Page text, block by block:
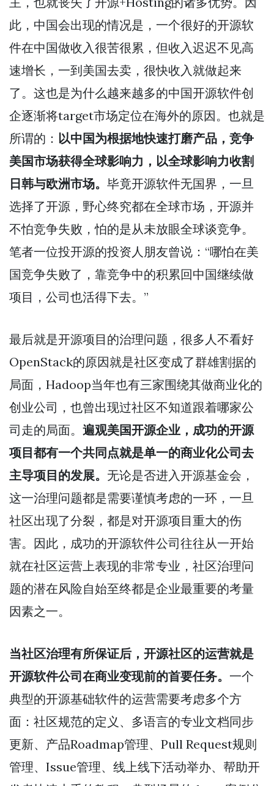
此，中国会出现的情况是，一个很好的开源软
件在中国做收入很苦很累，但收入迟迟不见高
速增长，一到美国去卖，很快收入就做起来
了。这也是为什么越来越多的中国开源软件创
企逐渐将target市场定位在海外的原因。也就是
所谓的： 以中国为根据地快速打磨产品，竞争
美国市场获得全球影响力，以全球影响力收割
日韩与欧洲市场。 毕竟开源软件无国界，一旦
选择了开源，野心终究都在全球市场，开源并
不怕竞争失败，怕的是从未放眼全球谈竞争。
笔者一位投开源的投资人朋友曾说：“哪怕在美
国竞争失败了，靠竞争中的积累回中国继续做
项目，公司也活得下去。”
最后就是开源项目的治理问题，很多人不看好
OpenStack的原因就是社区变成了群雄割据的
局面，Hadoop当年也有三家围绕其做商业化的
创业公司，也曾出现过社区不知道跟着哪家公
司走的局面。 遍观美国开源企业，成功的开源
项目都有一个共同点就是单一的商业化公司去
主导项目的发展。 无论是否进入开源基金会，
这一治理问题都是需要谨慎考虑的一环，一旦
社区出现了分裂，都是对开源项目重大的伤
害。因此，成功的开源软件公司往往从一开始
就在社区运营上表现的非常专业，社区治理问
题的潜在风险自始至终都是企业最重要的考量
因素之一。
当社区治理有所保证后，开源社区的运营就是
开源软件公司在商业变现前的首要任务。 一个
典型的开源基础软件的运营需要考虑多个方
面：社区规范的定义、多语言的专业文档同步
更新、产品Roadmap管理、Pull Request规则
管理、Issue管理、线上线下活动举办、帮助开